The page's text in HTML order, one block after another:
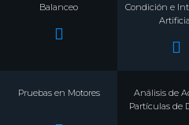
Balanceo
Condición e
Pruebas en Motores
Análisis de
Partículas de